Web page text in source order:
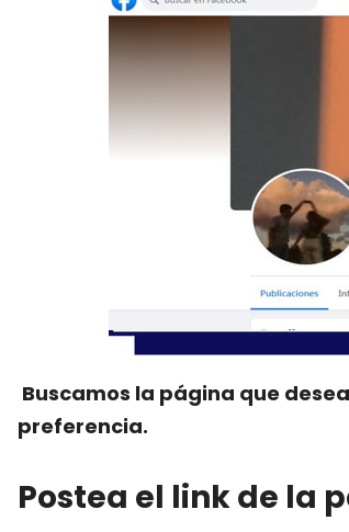
Buscamos la página que
preferencia.
Postea el link de la